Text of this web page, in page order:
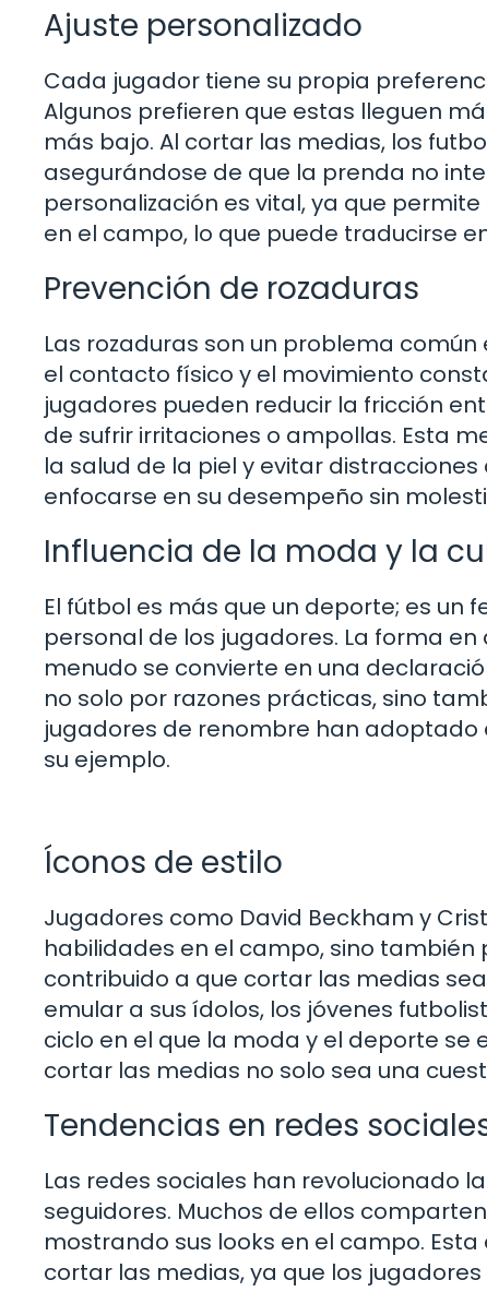
Ajuste personalizado
Cada jugador tiene su propia
Algunos prefieren que estas lleguen
más bajo. Al cortar las medias, los
asegurándose de que la prenda no
personalización es vital, ya que
en el campo, lo que puede traducirse
Prevención de rozaduras
Las rozaduras son un problema
el contacto físico y el movimiento
jugadores pueden reducir la fricción
de sufrir irritaciones o ampollas. Esta
la salud de la piel y evitar
enfocarse en su desempeño sin
Influencia de la moda y la
El fútbol es más que un deporte; es un
personal de los jugadores. La forma
menudo se convierte en una
no solo por razones prácticas, sino
jugadores de renombre han adoptado
su ejemplo.
Íconos de estilo
Jugadores como David Beckham y
habilidades en el campo, sino también
contribuido a que cortar las medias
emular a sus ídolos, los jóvenes
ciclo en el que la moda y el deporte se
cortar las medias no solo sea una
Tendencias en redes
Las redes sociales han revolucionado
seguidores. Muchos de ellos
mostrando sus looks en el campo.
cortar las medias, ya que los